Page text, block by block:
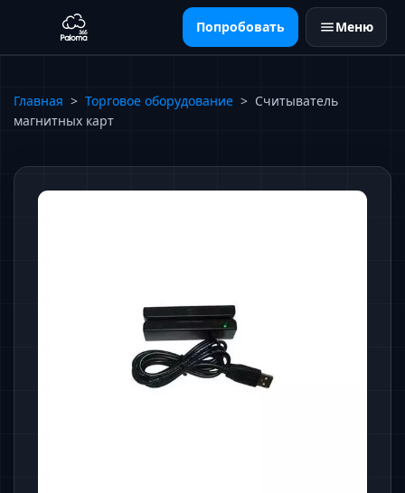
Попробовать Меню
Главная > Торговое оборудование > Считыватель
магнитных карт